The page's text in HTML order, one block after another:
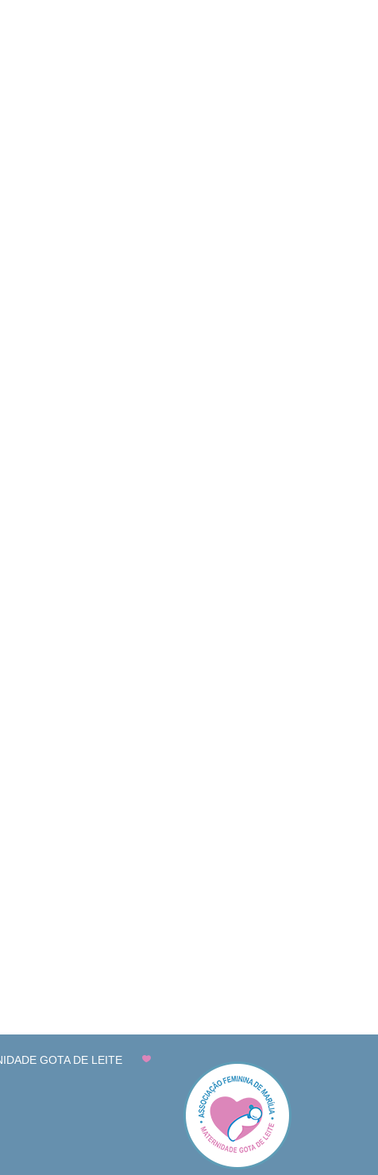
GOTA DE LEITE